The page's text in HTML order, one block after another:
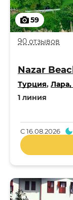
59
90 отзывов
Nazar
Турция,
1 линия
С16.08.2026